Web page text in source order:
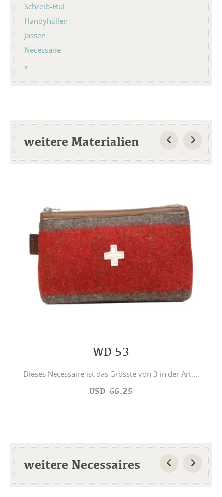
Schreib-Etui
Handyhüllen
Jassen
Necessaire
weitere Materialien
WD 53
Dieses Necessaire ist das Grösste von 3 in der Art....
USD 66.25
weitere Necessaires